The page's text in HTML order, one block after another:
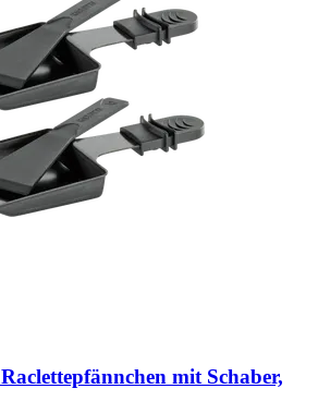
Raclettepfännchen mit Schaber,